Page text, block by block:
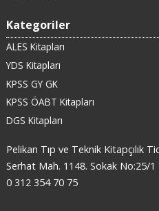
Kategoriler
ALES Kitapları
YDS Kitapları
KPSS GY GK
KPSS ÖABT Kitapları
DGS Kitapları
Pelikan Tıp ve Teknik Kitapçılık
Serhat Mah. 1148. Sokak No:25/
0 312 354 70 75